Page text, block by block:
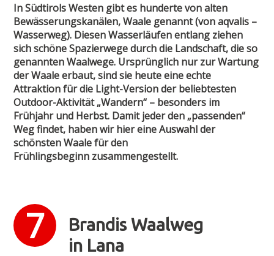
In Südtirols Westen gibt es hunderte von alten
Bewässerungskanälen, Waale genannt (von aqvalis –
Wasserweg). Diesen Wasserläufen entlang ziehen
sich schöne Spazierwege durch die Landschaft, die so
genannten Waalwege. Ursprünglich nur zur Wartung
der Waale erbaut, sind sie heute eine echte
Attraktion für die Light-Version der beliebtesten
Outdoor-Aktivität „Wandern“ – besonders im
Frühjahr und Herbst. Damit jeder den „passenden“
Weg findet, haben wir hier eine Auswahl der
schönsten Waale für den
Frühlingsbeginn zusammengestellt.
Brandis Waalweg
in Lana